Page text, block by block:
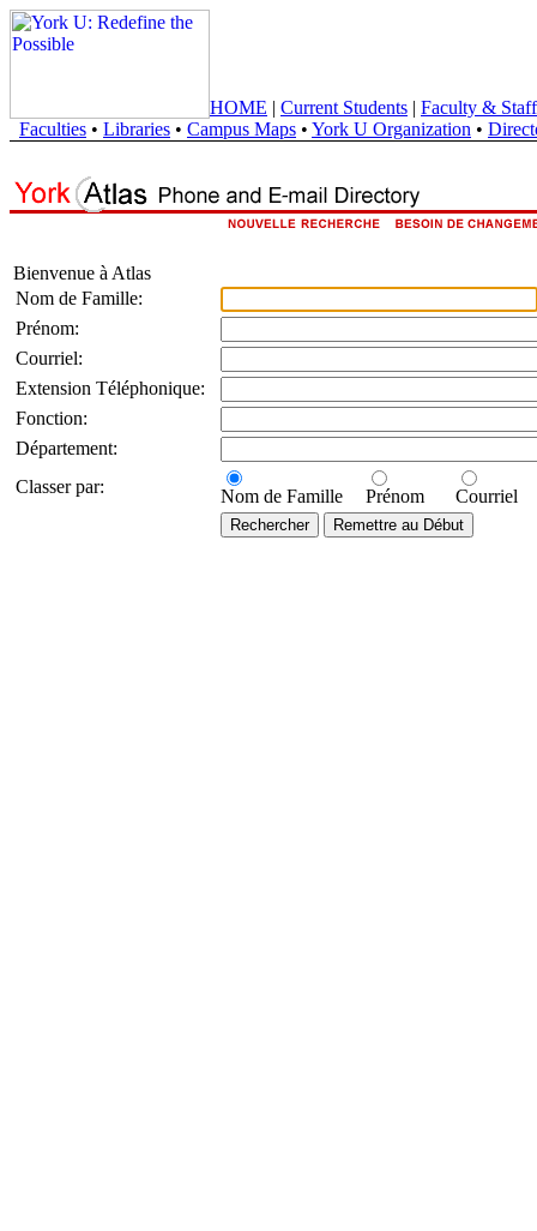
HOME | Current Students | Faculty & Staff
Faculties • Libraries • Campus Maps • York U Organization •
Bienvenue à Atlas
Nom de Famille:
Prénom:
Courriel:
Extension Téléphonique:
Fonction:
Département:
Classer par:
Nom de Famille Prénom Courriel